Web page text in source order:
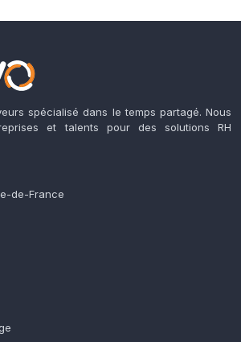
spécialisé dans le temps partagé. Nous
et talents pour des solutions RH
de-France